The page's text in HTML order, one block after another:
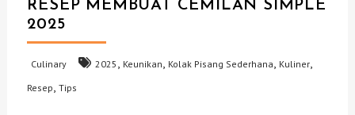
RESEP MEMBUAT CEMILAN SIMPLE
2025
Culinary 2025 , Keunikan, Kolak Pisang Sederhana, Kuliner,
Resep,Tips